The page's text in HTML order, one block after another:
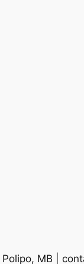
MB |